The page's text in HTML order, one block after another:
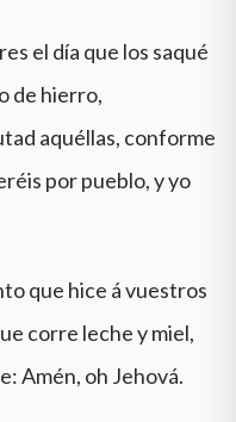
el día que los saqué
de hierro,
aquéllas, conforme
por pueblo, y yo
que hice á vuestros
corre leche y miel,
Amén, oh Jehová.